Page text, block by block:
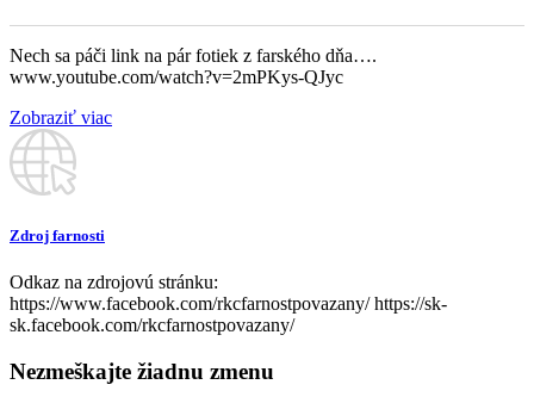
Nech sa páči link na pár fotiek z farského dňa….
www.youtube.com/watch?v=2mPKys-QJyc
Zobraziť viac
Zdroj farnosti
Odkaz na zdrojovú stránku:
https://www.facebook.com/rkcfarnostpovazany/ https://sk-
sk.facebook.com/rkcfarnostpovazany/
Nezmeškajte žiadnu zmenu